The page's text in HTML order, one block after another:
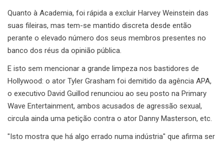
Quanto à Academia, foi rápida a excluir Harvey Weinstein das
suas fileiras, mas tem-se mantido discreta desde então
perante o elevado número dos seus membros presentes no
banco dos réus da opinião pública.
E isto sem mencionar a grande limpeza nos bastidores de
Hollywood: o ator Tyler Grasham foi demitido da agência APA,
o executivo David Guillod renunciou ao seu posto na Primary
Wave Entertainment, ambos acusados ​​de agressão sexual,
circula ainda uma petição contra o ator Danny Masterson, etc.
"Isto mostra que há algo errado numa indústria" que afirma ser